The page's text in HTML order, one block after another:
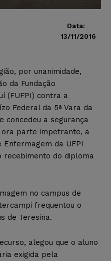
Data:
13/11/2016
por unanimidade,
da Fundação
(FUFPI) contra a
Federal da 5ª Vara da
concedeu a segurança
parte impetrante, a
da UFPI
recebimento do diploma
no campus de
frequentou o
de Teresina.
alegou que o aluno
exigida pela